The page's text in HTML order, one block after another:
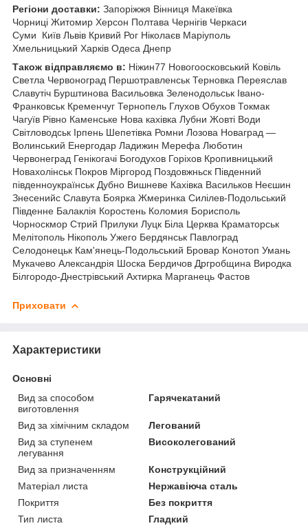
Регіони доставки: Запоріжжя Вінниця Макеївка
Чорниці Житомир Херсон Полтава Чернігів Черкаси
Суми
Київ Львів Кривий Рог Ніколаєв Маріуполь
Хмельницький Харків Одеса Днепр
Також відправляємо в: Ніжин77 Новогоосковський Ковіль
Светла Червоноград Першотравленськ Терновка Переяслав
Славутіч Бурштинова Васильовка Зеленодольськ Івано-
Франковськ Кременчуг Тернопель Глухов Обухов Токмак
Чагуїв Рівно Каменське Нова кахівка Лубни Жовті Води
Світловодськ Ірпень Шепетівка Ромни Лозова Новаград —
Волинський Енергодар Ладижин Мерефа Люботин
Червонеград Генікогачі Богодухов Горіхов Кропивницький
Новахолінськ Покров Міргород Поздовжньск Південний
південноукраїнськ Дубно Вишневе Кахівка Васильков Неєшин
Знесенийс Славута Боярка Жмеринка Силілев-Подольський
Південне Балаклія Коростень Коломия Борисполь
Чорноскмор Стрий Прилуки Луцк Біла Церква Краматорськ
Мелітополь Нікополь Ужего Бердянськ Павлоград
Селодонецьк Кам'янець-Подольський Бровар Конотоп Умань
Мукачево Александрія Шоска Бердичов Дргробщина Виродка
Білгородо-Днестрівський Ахтирка Марганець Фастов
Приховати
Характеристики
Основні
Вид за способом
виготовлення
Гарячекатаний
Вид за хімічним складом
Легований
Вид за ступенем
легування
Високолегований
Вид за призначенням
Конструкційний
Матеріал листа
Нержавіюча сталь
Покриття
Без покриття
Тип листа
Гладкий